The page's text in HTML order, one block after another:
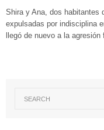
Shira y Ana, dos habitantes
expulsadas por indisciplina
llegó de nuevo a la